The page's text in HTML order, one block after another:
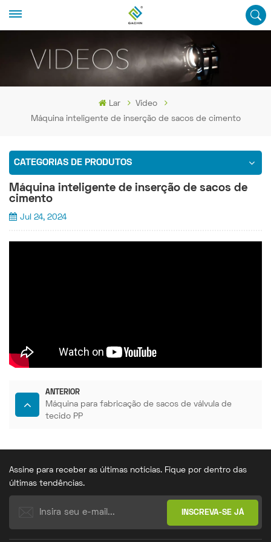
Lar
Vídeo
Máquina inteligente de inserção de sacos de cimento
CATEGORIAS DE PRODUTOS
Máquina inteligente de inserção de sacos de
cimento
Jul 24, 2024
ANTERIOR
Máquina para fabricação de sacos de válvula de
tecido PP
Assine para receber as últimas notícias. Fique por dentro das
últimas tendências.